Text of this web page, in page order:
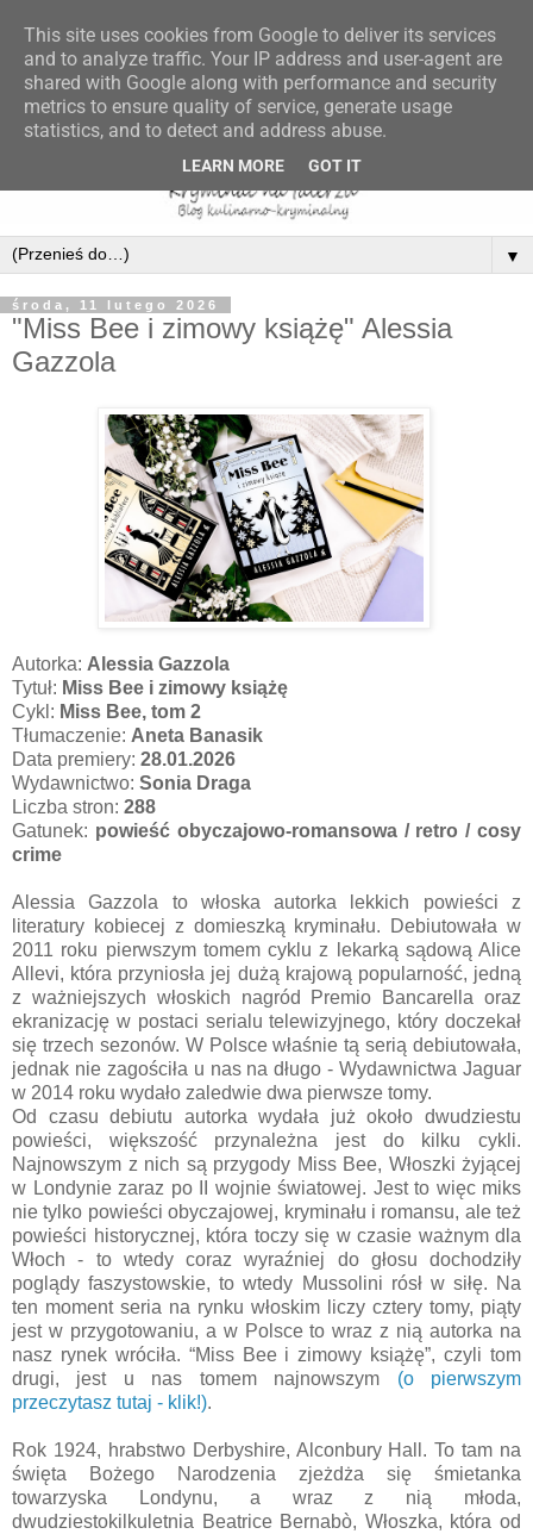
▼
środa, 11 lutego 2026
"Miss Bee i zimowy książę" Alessia
Gazzola
Autorka: Alessia Gazzola
Tytuł: Miss Bee i zimowy książę
Cykl: Miss Bee, tom 2
Tłumaczenie: Aneta Banasik
Data premiery: 28.01.2026
Wydawnictwo: Sonia Draga
Liczba stron: 288
Gatunek: powieść obyczajowo-romansowa / retro / cosy
crime
Alessia Gazzola to włoska autorka lekkich powieści z
literatury kobiecej z domieszką kryminału. Debiutowała w
2011 roku pierwszym tomem cyklu z lekarką sądową Alice
Allevi, która przyniosła jej dużą krajową popularność, jedną
z ważniejszych włoskich nagród Premio Bancarella oraz
ekranizację w postaci serialu telewizyjnego, który doczekał
się trzech sezonów. W Polsce właśnie tą serią debiutowała,
jednak nie zagościła u nas na długo - Wydawnictwa Jaguar
w 2014 roku wydało zaledwie dwa pierwsze tomy.
Od czasu debiutu autorka wydała już około dwudziestu
powieści, większość przynależna jest do kilku cykli.
Najnowszym z nich są przygody Miss Bee, Włoszki żyjącej
w Londynie zaraz po II wojnie światowej. Jest to więc miks
nie tylko powieści obyczajowej, kryminału i romansu, ale też
powieści historycznej, która toczy się w czasie ważnym dla
Włoch - to wtedy coraz wyraźniej do głosu dochodziły
poglądy faszystowskie, to wtedy Mussolini rósł w siłę. Na
ten moment seria na rynku włoskim liczy cztery tomy, piąty
jest w przygotowaniu, a w Polsce to wraz z nią autorka na
nasz rynek wróciła. “Miss Bee i zimowy książę”, czyli tom
drugi, jest u nas tomem najnowszym (o pierwszym
przeczytasz tutaj - klik!).
Rok 1924, hrabstwo Derbyshire, Alconbury Hall. To tam na
święta Bożego Narodzenia zjeżdża się śmietanka
towarzyska Londynu, a wraz z nią młoda,
dwudziestokilkuletnia Beatrice Bernabò, Włoszka, która od
This site uses cookies from Google to deliver its services
and to analyze traffic. Your IP address and user-agent are
shared with Google along with performance and security
metrics to ensure quality of service, generate usage
statistics, and to detect and address abuse.
LEARN MORE GOT IT